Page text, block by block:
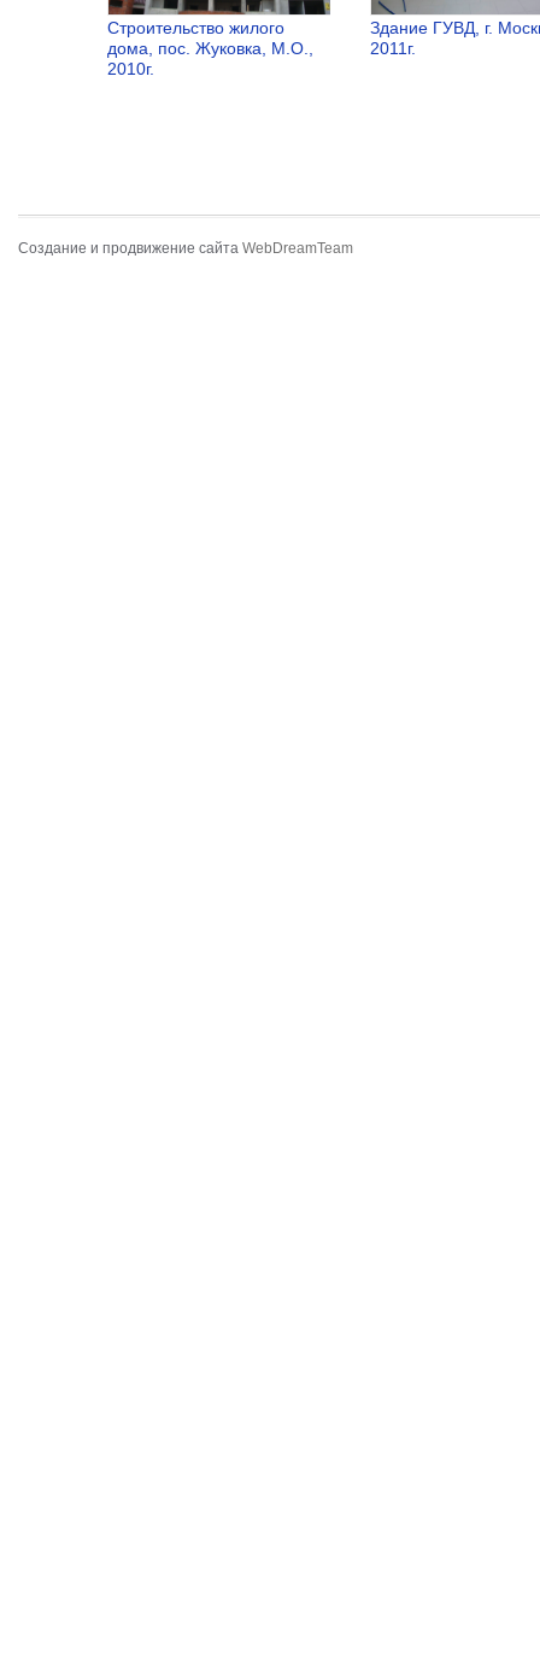
Строительство жилого
дома, пос. Жуковка, М.О.,
2010г.
Здание ГУВД, г.
2011г.
Создание и продвижение сайта WebDreamTeam